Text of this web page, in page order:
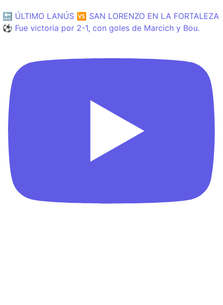
🔙 ÚLTIMO LANÚS 🆚 SAN LORENZO EN LA FORTALEZA
⚽️ Fue victoria por 2-1, con goles de Marcich y Bou.